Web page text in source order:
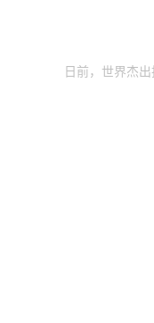
日前，世界杰